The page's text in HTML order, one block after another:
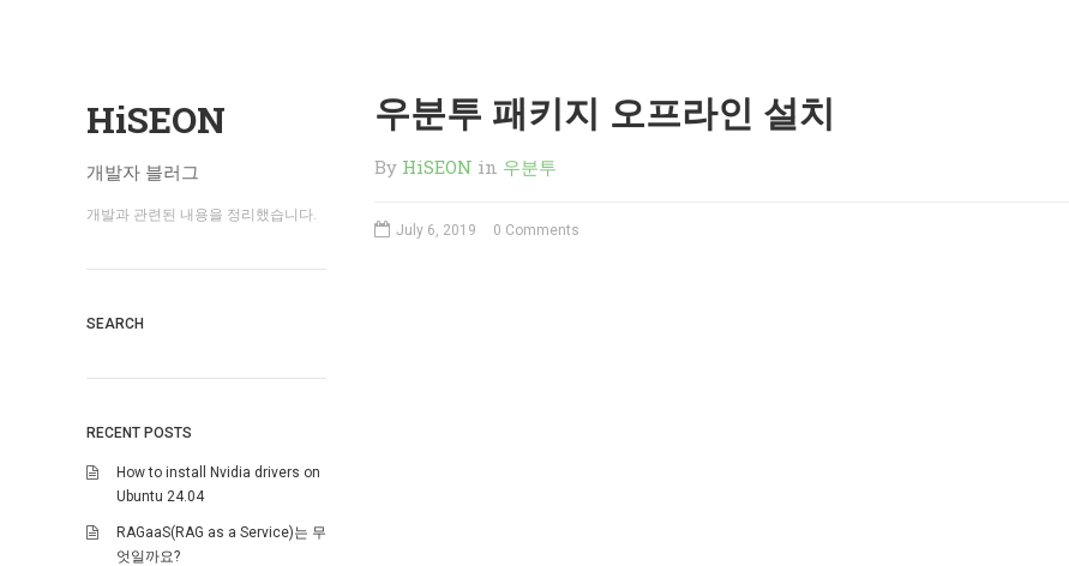
HiSEON
개발자 블러그
개발과 관련된 내용을 정리했습니다.
SEARCH
RECENT POSTS
How to install Nvidia drivers on
Ubuntu 24.04
RAGaaS(RAG as a Service)는 무
엇일까요?
우분투 패키지 오프라인 설치
By HiSEON in 우분투
July 6, 2019 0 Comments